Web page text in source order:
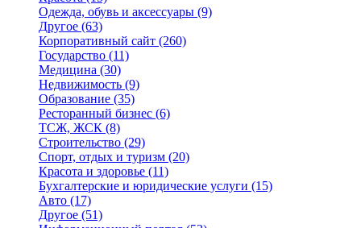
Одежда, обувь и аксессуары (9)
Другое (63)
Корпоративный сайт (260)
Государство (11)
Медицина (30)
Недвижимость (9)
Образование (35)
Ресторанный бизнес (6)
ТСЖ, ЖСК (8)
Строительство (29)
Спорт, отдых и туризм (20)
Красота и здоровье (11)
Бухгалтерские и юридические услуги (15)
Авто (17)
Другое (51)